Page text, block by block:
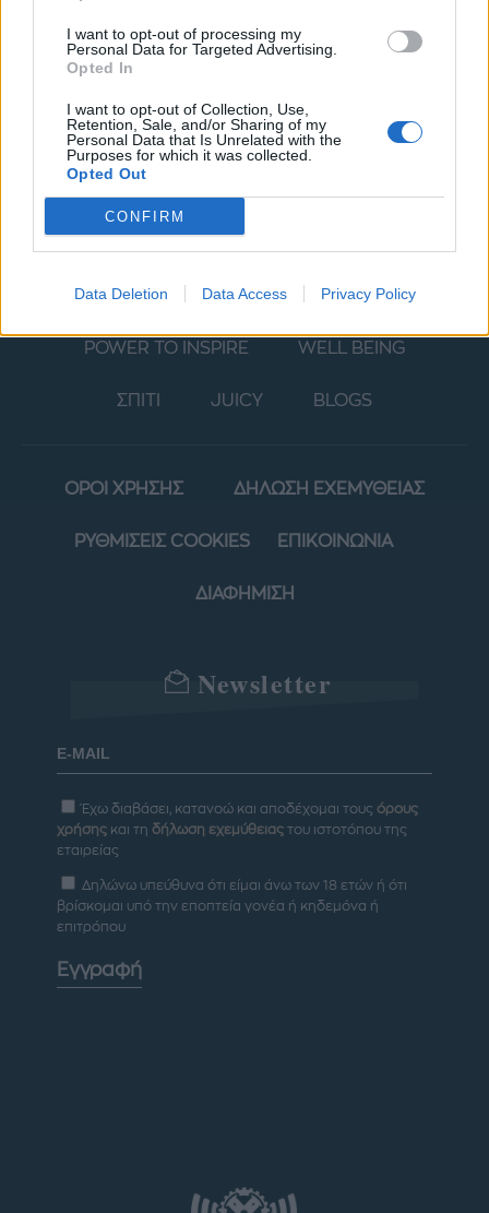
I want to opt-out of processing my
Personal Data for Targeted Advertising.
Opted In
I want to opt-out of Collection, Use,
Retention, Sale, and/or Sharing of my
Personal Data that Is Unrelated with the
Purposes for which it was collected.
Opted Out
CONFIRM
Data Deletion Data Access Privacy Policy
ΜΟΔΑ ΟΜΟΡΦΙΑ
POWER TO INSPIRE WELL BEING
ΣΠΙΤΙ JUICY BLOGS
ΟΡΟΙ ΧΡΗΣΗΣ ΔΗΛΩΣΗ ΕΧΕΜΥΘΕΙΑΣ
ΡΥΘΜΙΣΕΙΣ COOKIES ΕΠΙΚΟΙΝΩΝΙΑ
ΔΙΑΦΗΜΙΣΗ
Newsletter
Έχω διαβάσει, κατανοώ και αποδέχομαι τους όρους
χρήσης και τη δήλωση εχεμύθειας του ιστοτόπου της
εταιρείας
Δηλώνω υπεύθυνα ότι είμαι άνω των 18 ετών ή ότι
βρίσκομαι υπό την εποπτεία γονέα ή κηδεμόνα ή
επιτρόπου
Εγγραφή